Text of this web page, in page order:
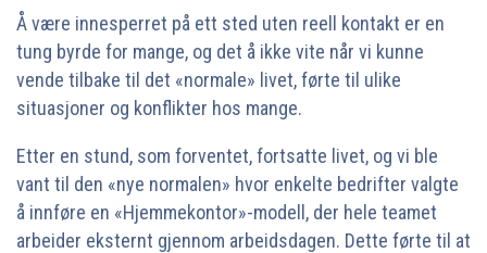
Å være innesperret på ett sted uten reell kontakt er en
tung byrde for mange, og det å ikke vite når vi kunne
vende tilbake til det «normale» livet, førte til ulike
situasjoner og konflikter hos mange.
Etter en stund, som forventet, fortsatte livet, og vi ble
vant til den «nye normalen» hvor enkelte bedrifter valgte
å innføre en «Hjemmekontor»-modell, der hele teamet
arbeider eksternt gjennom arbeidsdagen. Dette førte til at